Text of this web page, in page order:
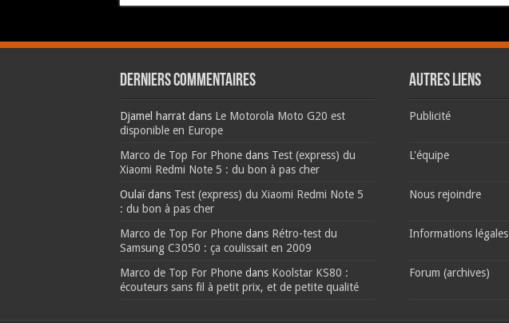
Derniers commentaires
Djamel harratdans Le Motorola Moto G20 est
disponible en Europe
Marco de Top For Phonedans Test (express) du
Xiaomi Redmi Note 5 : du bon à pas cher
Oulaïdans Test (express) du Xiaomi Redmi Note 5
: du bon à pas cher
Marco de Top For Phonedans Rétro-test du
Samsung C3050 : ça coulissait en 2009
Marco de Top For Phonedans Koolstar KS80 :
écouteurs sans fil à petit prix, et de petite qualité
AUTRES LIENS
Publicité
L'équipe
Nous rejoindre
Informations légales
Forum (archives)